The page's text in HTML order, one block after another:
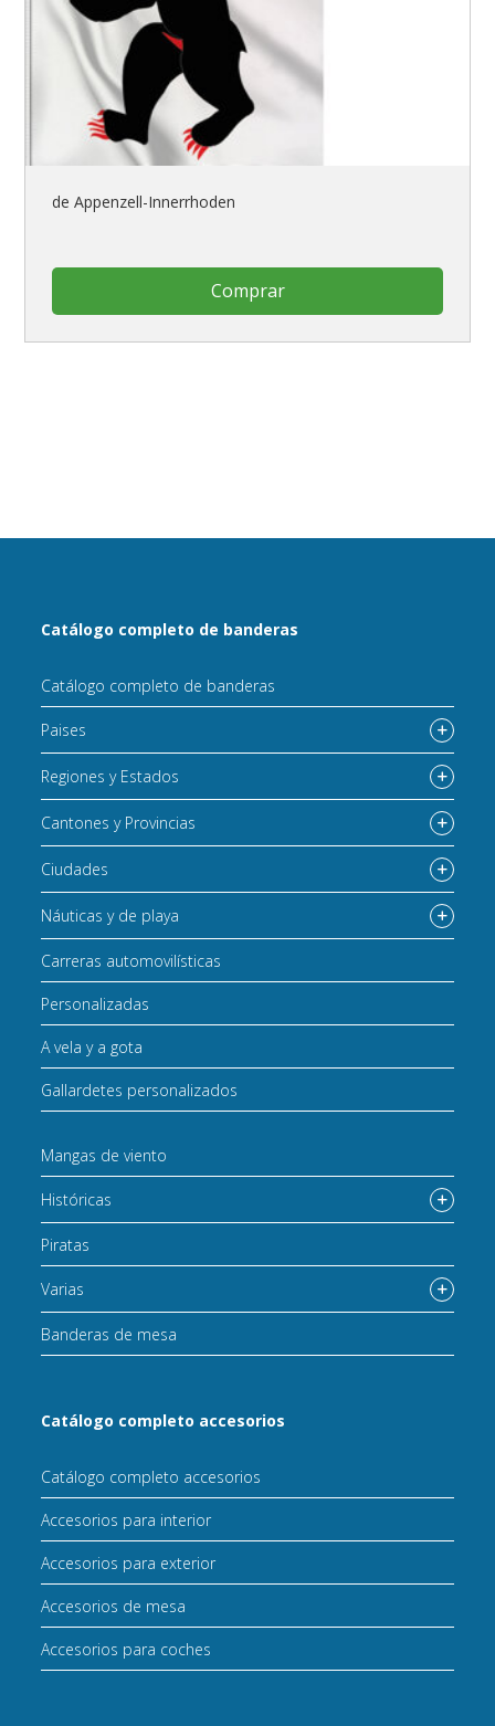
de Appenzell-Innerrhoden
Comprar
Catálogo completo de banderas
Catálogo completo de banderas
Paises
Regiones y Estados
Cantones y Provincias
Ciudades
Náuticas y de playa
Carreras automovilísticas
Personalizadas
A vela y a gota
Gallardetes personalizados
Mangas de viento
Históricas
Piratas
Varias
Banderas de mesa
Catálogo completo accesorios
Catálogo completo accesorios
Accesorios para interior
Accesorios para exterior
Accesorios de mesa
Accesorios para coches